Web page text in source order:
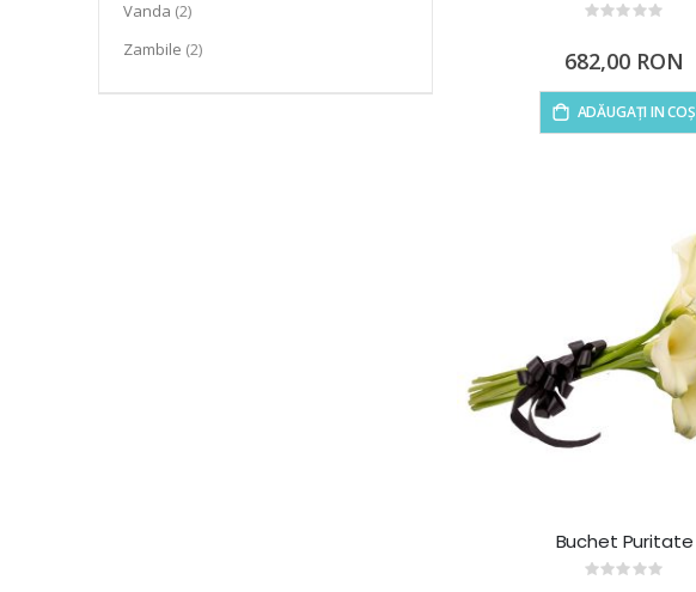
Rating:
682,00 RON
ADĂUGAȚI IN COȘ
Buchet Puritate
Rating:
Vanda 2articol
Zambile 2articol